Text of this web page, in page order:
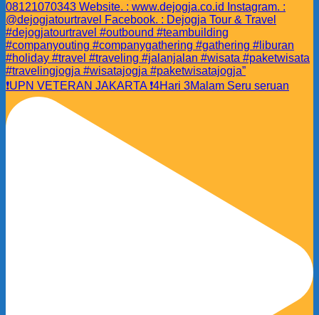
❗️UPN VETERAN JAKARTA ❗️4Hari 3Malam Seru seruan